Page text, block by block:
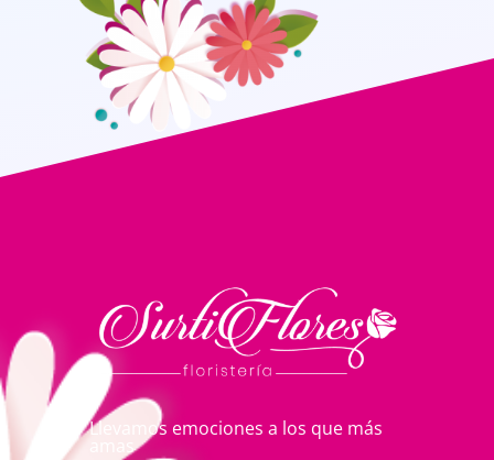
Llevamos emociones a los que más
amas